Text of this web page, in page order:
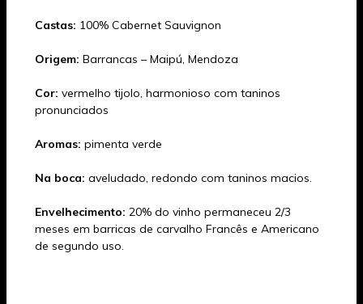
Castas: 100% Cabernet Sauvignon
Origem: Barrancas – Maipú, Mendoza
Cor: vermelho tijolo, harmonioso com taninos
pronunciados
Aromas: pimenta verde
Na boca: aveludado, redondo com taninos macios.
Envelhecimento: 20% do vinho permaneceu 2/3
meses em barricas de carvalho Francês e Americano
de segundo uso.